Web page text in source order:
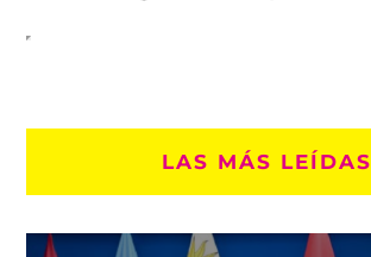
LAS MÁS LEÍDAS